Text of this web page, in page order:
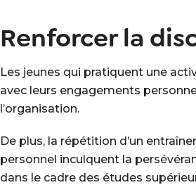
Renforcer la
Les jeunes qui pratiquent une
avec leurs engagements
l’organisation.
De plus, la répétition d’un
personnel inculquent la
dans le cadre des études